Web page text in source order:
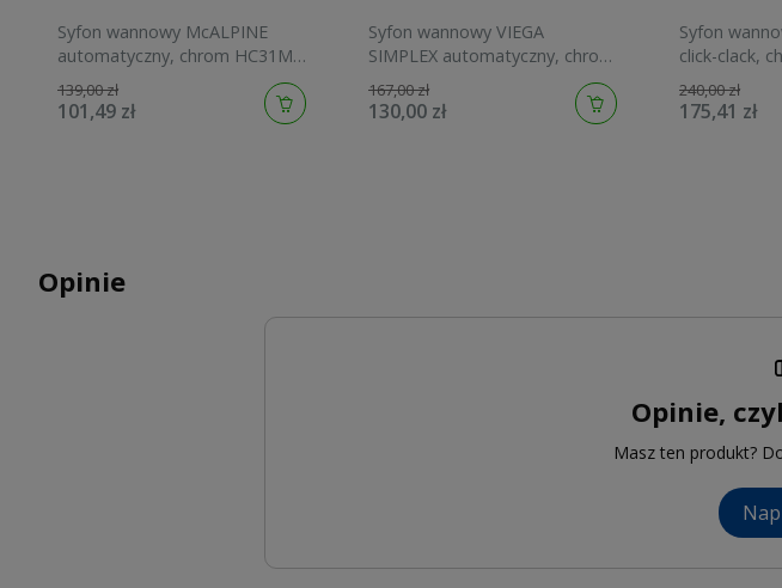
Syfon wannowy McALPINE
automatyczny, chrom HC31M-
N1
139,00 zł
101,49 zł
Syfon wannowy VIEGA
SIMPLEX automatyczny, chrom
495121
167,00 zł
130,00 zł
Syfon
click-clack,
240,00 zł
175,41 zł
Opinie
Opinie,
Masz ten produkt?